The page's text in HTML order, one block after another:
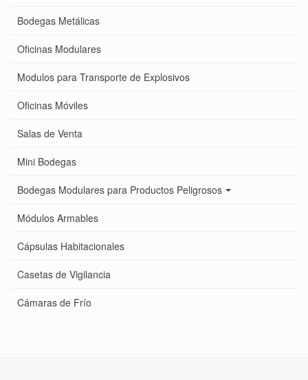
Bodegas Metálicas
Oficinas Modulares
Modulos para Transporte de Explosivos
Oficinas Móviles
Salas de Venta
Mini Bodegas
Bodegas Modulares para Productos Peligrosos
Módulos Armables
Cápsulas Habitacionales
Casetas de Vigilancia
Cámaras de Frío